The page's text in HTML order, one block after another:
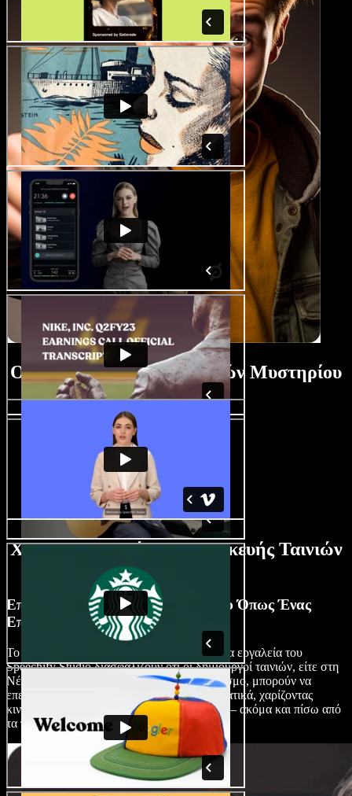
Οδηγός Κατασκευής Ταινιών Μυστηρίου
Χαρακτηριστικά AI Κατασκευής Ταινιών
Μυστηρίου
Επεξεργαστείτε Ταινίες Μυστηρίου Όπως Ένας
Επαγγελματίας
Το διαισθητικό περιβάλλον και τα προηγμένα εργαλεία του
Speechify Studio διασφαλίζουν ότι οι δημιουργοί ταινιών, είτε στη
Νέα Υόρκη είτε οπουδήποτε αλλού στον κόσμο, μπορούν να
επεξεργαστούν ταινίες μυστηρίου επαγγελματικά, χαρίζοντας
κινηματογραφική φινέτσα στις ιστορίες τους – ακόμα και πίσω από
τα παρασκήνια.